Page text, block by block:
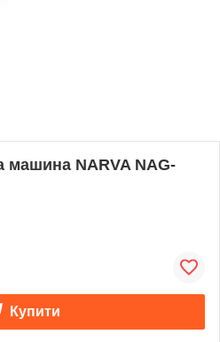
машина NARVA NAG-
Купити